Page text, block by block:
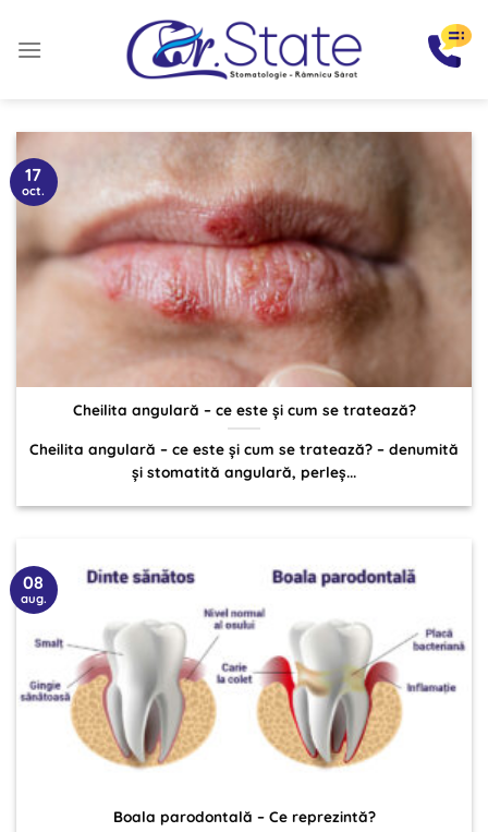
Cheilita angulară – ce este și cum se tratează?
Cheilita angulară – ce este și cum se tratează? – denumită
și stomatită angulară, perleș...
17
oct.
Boala parodontală – Ce reprezintă?
08
aug.